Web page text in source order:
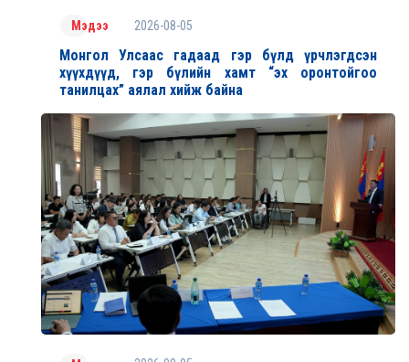
Мэдээ 2026-08-05
Монгол Улсаас гадаад гэр бүлд үрчлэгдсэн
хүүхдүүд, гэр бүлийн хамт “эх оронтойгоо
танилцах” аялал хийж байна